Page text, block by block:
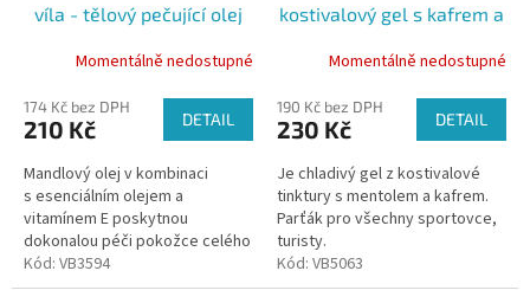
víla - tělový pečující olej
Momentálně nedostupné
174 Kč bez DPH
210 Kč DETAIL
Mandlový olej v kombinaci
s esenciálním olejem a
vitamínem E poskytnou
dokonalou péči pokožce celého
těla, zvláční ji a vyživí. Ideální
volba pro zralou a...
Kód: VB3594
kostivalový gel s kafrem a
Momentálně nedostupné
190 Kč bez DPH
230 Kč DETAIL
Je chladivý gel z kostivalové
tinktury s mentolem a kafrem.
Parťák pro všechny sportovce,
turisty.
Kód: VB5063